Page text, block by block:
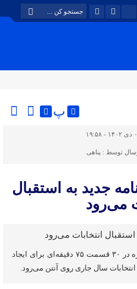
پ
توسط : پناهی
جدید به استقبال
می‌رود
برنامه «شش در دو» با ساختار مناظره در ۳۰ قسمت ۷۵ دقیقه‌ای برای ایجاد
سال جاری روی آنتن می‌رود.